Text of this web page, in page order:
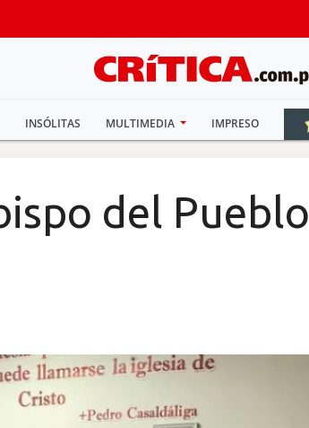
INSÓLITAS MULTIMEDIA IMPRESO
del Pueblo